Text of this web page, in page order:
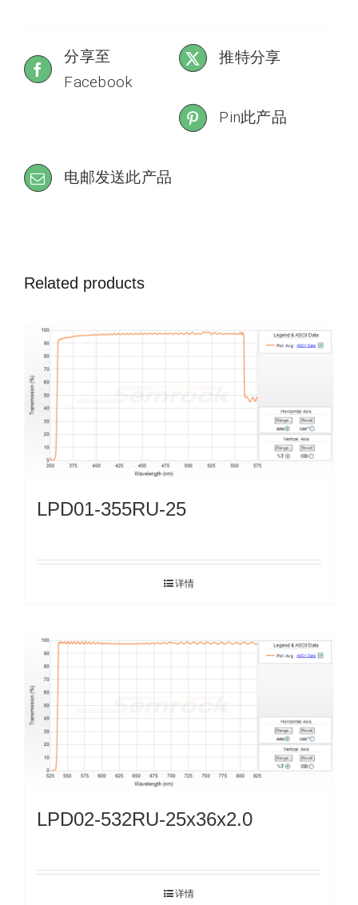
分享至
Facebook
推特分享
Pin此产品
电邮发送此产品
Related products
LPD01-355RU-25
详情
LPD02-532RU-25x36x2.0
详情